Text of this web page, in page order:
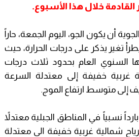
خلال هذا الأسبوع.
أن يكون الجو، اليوم الجمعة، حاراً
تغير يذكر على درجات الحرارة، حيث
السنوي العام بحدود ثلاث درجات
غربية خفيفة إلى معتدلة السرعة
إلى متوسط ارتفاع الموج.
نسبياً في المناطق الجبلية معتدلاً
شمالية غربية خفيفة الى معتدلة